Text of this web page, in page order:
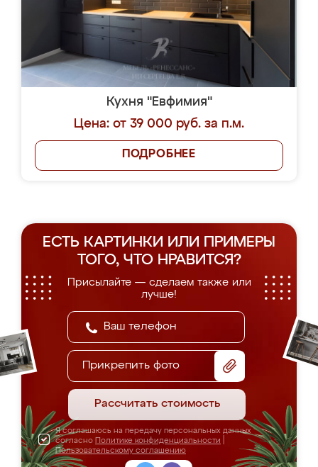
Кухня "Евфимия"
Цена: от 39 000 руб. за п.м.
ПОДРОБНЕЕ
ЕСТЬ КАРТИНКИ ИЛИ ПРИМЕРЫ
ТОГО, ЧТО НРАВИТСЯ?
Присылайте — сделаем также или
лучше!
Прикрепить фото
Рассчитать стоимость
Я соглашаюсь на передачу персональных данных
согласно Политике конфиденциальности
Пользовательскому соглашению